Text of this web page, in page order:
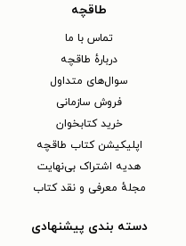
طاقچه
تماس با ما
دربارهٔ طاقچه
سوال‌های متداول
فروش سازمانی
خرید کتابخوان
اپلیکیشن کتاب طاقچه
هدیه اشتراک بی‌نهایت
مجلهٔ معرفی و نقد کتاب
دسته بندی پیشنهادی